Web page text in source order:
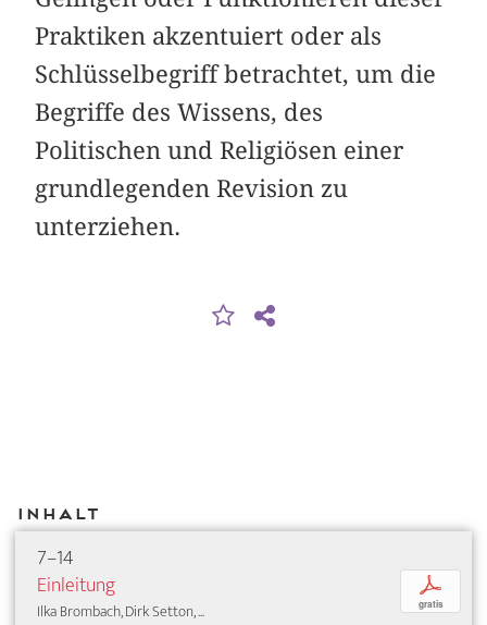
Praktiken akzentuiert oder als
Schlüsselbegriff betrachtet, um die
Begriffe des Wissens, des
Politischen und Religiösen einer
grundlegenden Revision zu
unterziehen.
Inhalt
7–14
Einleitung
Ilka Brombach, Dirk Setton, ...
p
gratis